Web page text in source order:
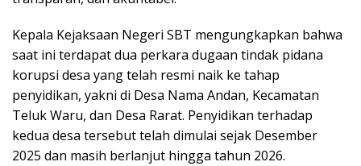
Kepala Kejaksaan Negeri SBT mengungkapkan bahwa
saat ini terdapat dua perkara dugaan tindak pidana
korupsi desa yang telah resmi naik ke tahap
penyidikan, yakni di Desa Nama Andan, Kecamatan
Teluk Waru, dan Desa Rarat. Penyidikan terhadap
kedua desa tersebut telah dimulai sejak Desember
2025 dan masih berlanjut hingga tahun 2026.